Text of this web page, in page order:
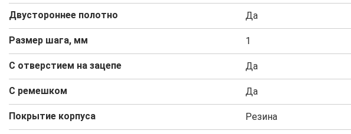
Двустороннее полотно Да
Размер шага, мм 1
С отверстием на зацепе Да
С ремешком Да
Покрытие корпуса Резина